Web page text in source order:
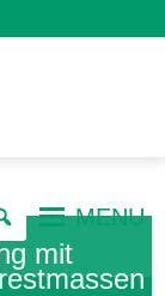
MENU
mit